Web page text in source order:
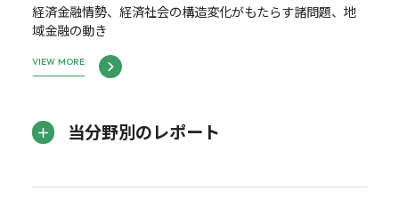
経済金融情勢、経済社会の構造変化がもたらす諸問題、地
域金融の動き
VIEW MORE
当分野別のレポート